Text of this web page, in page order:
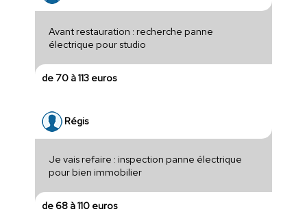
Avant restauration : recherche panne
électrique pour studio
de 70 à 113 euros
Régis
Je vais refaire : inspection panne électrique
pour bien immobilier
de 68 à 110 euros